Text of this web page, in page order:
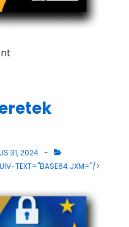
31, 2024
TEXT="BASE64:JXM="/>